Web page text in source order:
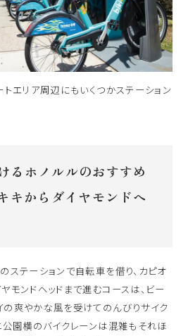
エリア周辺にもいくつかステーション
ホノルルのおすすめ
キからダイヤモンドヘ
ステーションで自転車を借り、カピオ
モンドヘッドまで進むコースは、ビー
爽やかな風を受けてのんびりサイク
公園横のバイクレーンは混雑もそれほ